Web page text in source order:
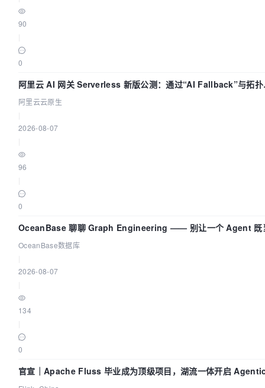
90
0
阿里云 AI 网关 Serverless 新版公测：通过“AI Fallback”与拓扑
视化构建 AI 流量治理底座
阿里云云原生
2026-08-07
96
0
OceanBase 聊聊 Graph Engineering —— 别让一个 Agent 既
动员又
OceanBase数据库
2026-08-07
134
0
官宣｜Apache Fluss 毕业成为顶级项目，湖流一体开启